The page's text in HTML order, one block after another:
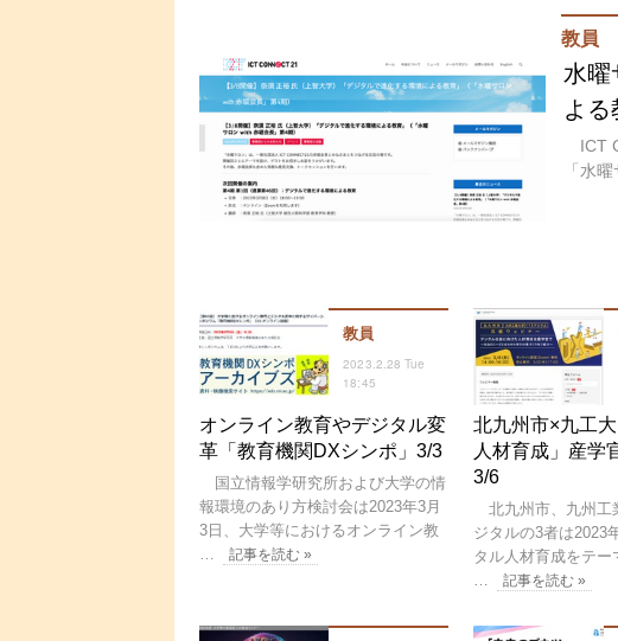
教員
水曜
よる
ICT
「水
教員
2023.2.28 Tue
18:45
オンライン教育やデジタル変
革「教育機関DXシンポ」3/3
国立情報学研究所および大学の情
報環境のあり方検討会は2023年3月
3日、大学等におけるオンライン教
…
記事を読む »
北九州市×九工
人材育成」産学
3/6
北九州市、九州工
ジタルの3者は2023
タル人材育成をテー
…
記事を読む »